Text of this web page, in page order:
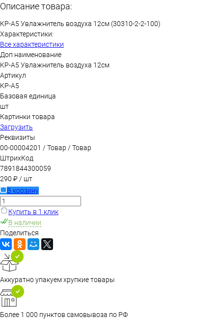
Описание товара:
KP-A5 Увлажнитель воздуха 12см (30310-2-2-100)
Характеристики:
Все характеристики
Доп наименование
KP-A5 Увлажнитель воздуха 12см
Артикул
KP-A5
Базовая единица
шт
Картинки товара
Загрузить
Реквизиты
00-00004201 / Товар / Товар
ШтрихКод
7891844300059
290 ₽ / шт
В корзину
Купить в 1 клик
В наличии
Поделиться
Аккуратно упакуем хрупкие товары
Более 1 000 пунктов самовывоза по РФ